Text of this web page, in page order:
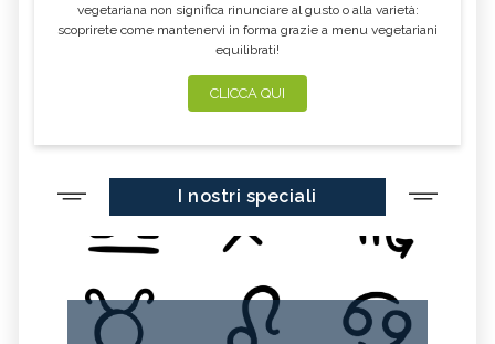
vegetariana non significa rinunciare al gusto o alla varietà:
scoprirete come mantenervi in forma grazie a menu vegetariani
equilibrati!
CLICCA QUI
I nostri speciali